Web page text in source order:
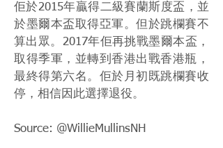
佢於2015年贏得二級賽蘭斯度盃，並
於墨爾本盃取得亞軍。但於跳欄賽不
算出眾。2017年佢再挑戰墨爾本盃，
取得季軍，並轉到香港出戰香港瓶，
最終得第六名。佢於月初既跳欄賽收
停，相信因此選擇退役。
Source: @WillieMullinsNH